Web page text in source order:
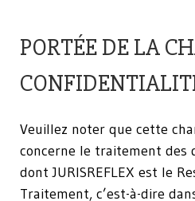
PORTÉE DE LA
Veuillez noter que cette
concerne le traitement des
dont JURISREFLEX est le
Traitement, c’est-à-dire